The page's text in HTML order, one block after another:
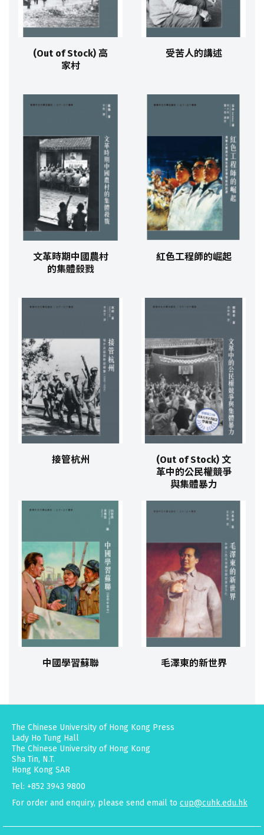
(Out of Stock) 高
家村
受苦人的講述
文革時期中國農村
的集體殺戮
紅色工程師的崛起
接管杭州
(Out of Stock) 文
革中的公民權競爭
與集體暴力
中國學習蘇聯 毛澤東的新世界
The Chinese University of Hong Kong Press
Lady Ho Tung Hall
The Chinese University of Hong Kong
Sha Tin, N.T.
Hong Kong SAR
Tel: +852 3943 9800
For order and enquiry, please send email to cup@cuhk.edu.hk